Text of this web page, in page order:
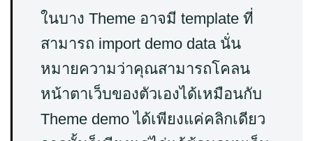
ในบาง Theme อาจมี template ที่
สามารถ import demo data นั่น
หมายความว่าคุณสามารถโคลน
หน้าตาเว็บของตัวเองได้เหมือนกับ
Theme demo ได้เพียงแค่คลิกเดียว